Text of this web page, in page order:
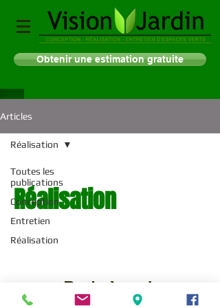
Obtenir une estimation gratuite
Articles
Toutes les
publications
Conception
Entretien
Réalisation
Réalisation
Réalisation
Posts à venir